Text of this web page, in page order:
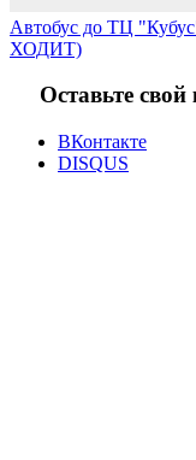
Автобус до ТЦ
ХОДИТ)
Оставьте
ВКонтакте
DISQUS